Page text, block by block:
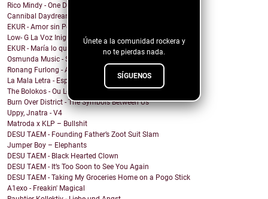
Únete a la comunidad rockera y
no te pierdas nada.
SÍGUENOS
Rico Mindy - One Day I...
Cannibal Daydream - Baby, Can't You Feel My Sickness?
EKUR - Amor sin Permiso (Love is Love)
Low- G La Voz Inigualable - Sensacion
EKUR - María lo quiero Todo
Osmunda Music - Spread the Love Around
Ronang Furlong - All That I Became
La Mala Letra - Espacio Vacío
The Bolokos - Ou Lé Lé
Burn Over District - The Symbols Between Us
Uppy, Jnatra - V4
Matroda x KLP – Bullshit
DESU TAEM - Founding Father’s Zoot Suit Slam
Jumper Boy – Elephants
DESU TAEM - Black Hearted Clown
DESU TAEM - It’s Too Soon to See You Again
DESU TAEM - Taking My Groceries Home on a Pogo Stick
A1exo - Freakin' Magical